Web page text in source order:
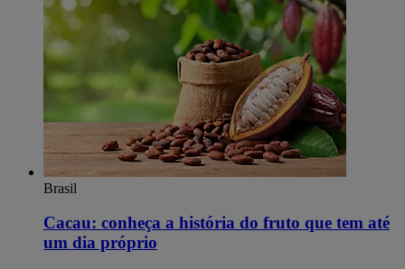
Brasil
Cacau: conheça a história do fruto que tem até
um dia próprio